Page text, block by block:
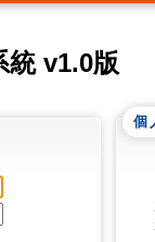
統 v1.0版
個